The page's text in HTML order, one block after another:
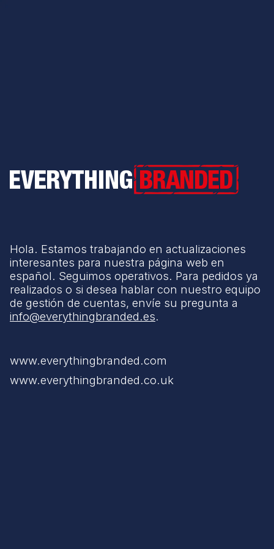
Everything Branded
Hola. Estamos trabajando en actualizaciones
interesantes para nuestra página web en
español. Seguimos operativos. Para pedidos ya
realizados o si desea hablar con nuestro equipo
de gestión de cuentas, envíe su pregunta a
info@everythingbranded.es.
www.everythingbranded.com
www.everythingbranded.co.uk